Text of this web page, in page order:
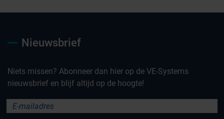
Nieuwsbrief
Niets missen? Abonneer dan hier op de VE-Systems
nieuwsbrief en blijf altijd op de hoogte!